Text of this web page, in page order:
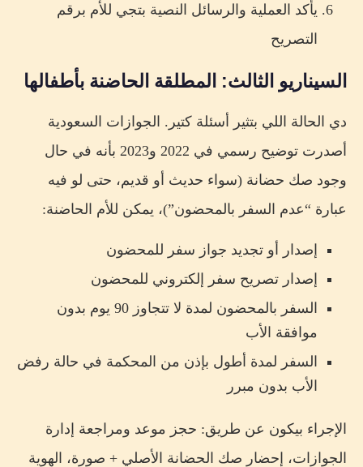
يأكد العملية والرسائل النصية بتجي للأم برقم
التصريح
السيناريو الثالث: المطلقة الحاضنة بأطفالها
دي الحالة اللي بتثير أسئلة كتير. الجوازات السعودية
أصدرت توضيح رسمي في 2022 و2023 بأنه في حال
وجود صك حضانة (سواء حديث أو قديم، حتى لو فيه
عبارة “عدم السفر بالمحضون”)، يمكن للأم الحاضنة:
إصدار أو تجديد جواز سفر للمحضون
إصدار تصريح سفر إلكتروني للمحضون
السفر بالمحضون لمدة لا تتجاوز 90 يوم بدون
موافقة الأب
السفر لمدة أطول بإذن من المحكمة في حالة رفض
الأب بدون مبرر
الإجراء بيكون عن طريق: حجز موعد ومراجعة إدارة
الجوازات، إحضار صك الحضانة الأصلي + صورة، الهوية